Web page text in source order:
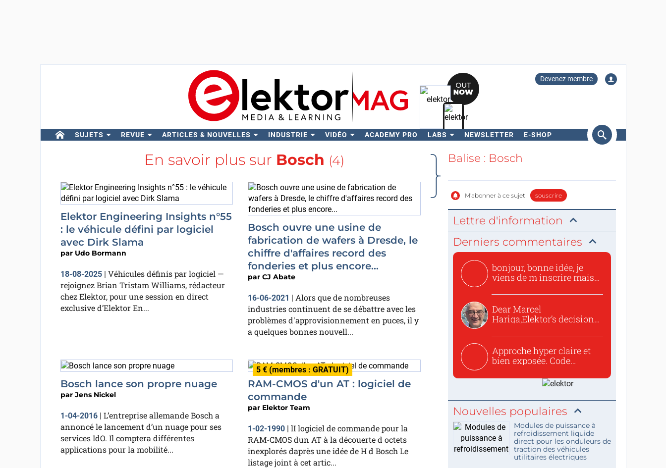
Devenez membre
SUJETS REVUE ARTICLES & NOUVELLES INDUSTRIE VIDÉO ACADEMY PRO LABS NEWSLETTER E-SHOP
Rechercher
En savoir plus sur Bosch (4)
Elektor Engineering Insights n°55
: le véhicule défini par logiciel
avec Dirk Slama
par Udo Bormann
18-08-2025| Véhicules définis par logiciel —
rejoignez Brian Tristam Williams, rédacteur
chez Elektor, pour une session en direct
exclusive d’Elektor En...
Bosch ouvre une usine de
fabrication de wafers à Dresde, le
chiffre d'affaires record des
fonderies et plus encore...
par CJ Abate
16-06-2021 | Alors que de nombreuses
industries continuent de se débattre avec les
problèmes d'approvisionnement en puces, il y
a quelques bonnes nouvell...
Bosch lance son propre nuage
par Jens Nickel
1-04-2016| L’entreprise allemande Bosch a
annoncé le lancement d’un nuage pour ses
services IdO. Il comptera différentes
applications pour la mobilité...
5 € (membres : GRATUIT)
RAM-CMOS d'un AT : logiciel de
commande
par Elektor Team
1-02-1990 | lI logiciel de commande pour la
RAM-CMOS dun AT à la découerte d octets
inexplorés daprès une idée de H d Bosch Le
listage joint à cet artic...
Balise : Bosch
M'abonner à ce sujet souscrire
Lettre d'information
Derniers commentaires
bonjour, bonne idée, je
viens de m inscrire mais
Dear Marcel
Hariga,Elektor’s decision
Approche hyper claire et
bien exposée. Code
Nouvelles populaires
Modules de puissance à
refroidissement liquide
direct pour les onduleurs de
traction des véhicules
utilitaires électriques